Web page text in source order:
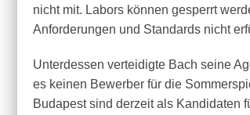
nicht mit. Labors können gesperrt
Anforderungen und Standards nicht
Unterdessen verteidigte Bach seine
es keinen Bewerber für die
Budapest sind derzeit als Kandidaten